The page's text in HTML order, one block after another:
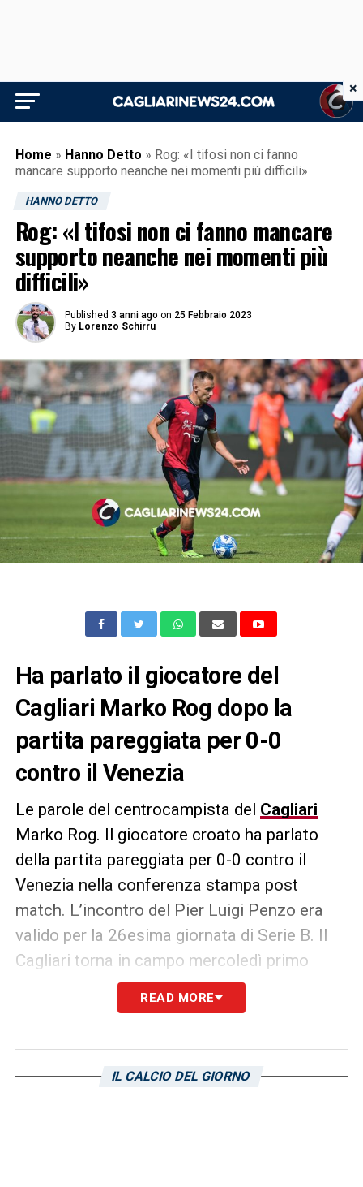
Home » Hanno Detto » Rog: «I tifosi non ci fanno
mancare supporto neanche nei momenti più difficili»
HANNO DETTO
Rog: «I tifosi non ci fanno mancare
supporto neanche nei momenti più
difficili»
Published 3 anni ago on 25 Febbraio 2023
By Lorenzo Schirru
Ha parlato il giocatore del
Cagliari Marko Rog dopo la
partita pareggiata per 0-0
contro il Venezia
Le parole del centrocampista del Cagliari
Marko Rog. Il giocatore croato ha parlato
della partita pareggiata per 0-0 contro il
Venezia nella conferenza stampa post
match. L’incontro del Pier Luigi Penzo era
valido per la 26esima giornata di Serie B. Il
Cagliari torna in campo mercoledì primo
marzo contro il Genoa, all’Unipol Domus. Di
seguito le sue parole, riportate dal sito
«Anche oggi sono stati splendidi, ma del
READ MORE
IL CALCIO DEL GIORNO
×